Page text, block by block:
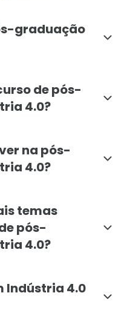
graduação
de pós-
4.0?
na pós-
4.0?
temas
pós-
4.0?
Indústria 4.0